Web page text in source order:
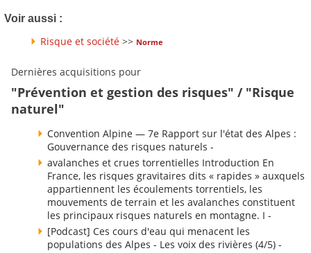
Voir aussi :
Risque et société >> Norme
Dernières acquisitions pour
"Prévention et gestion des risques" / "Risque
naturel"
Convention Alpine — 7e Rapport sur l'état des Alpes :
Gouvernance des risques naturels -
avalanches et crues torrentielles Introduction En
France, les risques gravitaires dits « rapides » auxquels
appartiennent les écoulements torrentiels, les
mouvements de terrain et les avalanches constituent
les principaux risques naturels en montagne. I -
[Podcast] Ces cours d'eau qui menacent les
populations des Alpes - Les voix des rivières (4/5) -